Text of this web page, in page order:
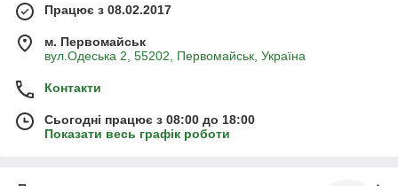
Працює з 08.02.2017
м. Первомайськ
вул.Одеська 2, 55202, Первомайськ, Україна
Контакти
Сьогодні працює з 08:00 до 18:00
Показати весь графік роботи